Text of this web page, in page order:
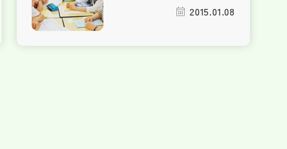
2015.01.08